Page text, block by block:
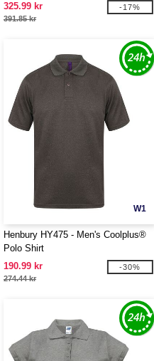
325.99 kr
391.85 kr
-17%
W1
Henbury HY475 - Men's Coolplus®
Polo Shirt
190.99 kr
274.44 kr
-30%